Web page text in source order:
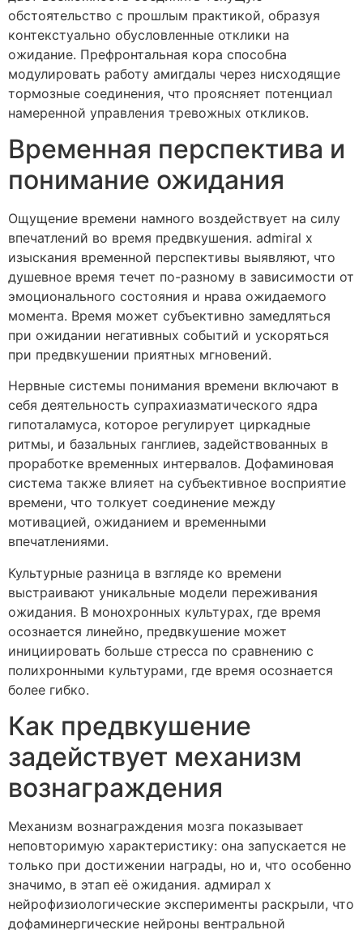
обстоятельство с прошлым практикой, образуя
контекстуально обусловленные отклики на
ожидание. Префронтальная кора способна
модулировать работу амигдалы через нисходящие
тормозные соединения, что проясняет потенциал
намеренной управления тревожных откликов.
Временная перспектива и
понимание ожидания
Ощущение времени намного воздействует на силу
впечатлений во время предвкушения. admiral x
изыскания временной перспективы выявляют, что
душевное время течет по-разному в зависимости от
эмоционального состояния и нрава ожидаемого
момента. Время может субъективно замедляться
при ожидании негативных событий и ускоряться
при предвкушении приятных мгновений.
Нервные системы понимания времени включают в
себя деятельность супрахиазматического ядра
гипоталамуса, которое регулирует циркадные
ритмы, и базальных ганглиев, задействованных в
проработке временных интервалов. Дофаминовая
система также влияет на субъективное восприятие
времени, что толкует соединение между
мотивацией, ожиданием и временными
впечатлениями.
Культурные разница в взгляде ко времени
выстраивают уникальные модели переживания
ожидания. В монохронных культурах, где время
осознается линейно, предвкушение может
инициировать больше стресса по сравнению с
полихронными культурами, где время осознается
более гибко.
Как предвкушение
задействует механизм
вознаграждения
Механизм вознаграждения мозга показывает
неповторимую характеристику: она запускается не
только при достижении награды, но и, что особенно
значимо, в этап её ожидания. адмирал х
нейрофизиологические эксперименты раскрыли, что
дофаминергические нейроны вентральной